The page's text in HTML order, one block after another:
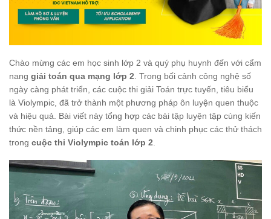
Chào mừng các em học sinh lớp 2 và quý phụ huynh đến với cẩm
nang giải toán qua mạng lớp 2 . Trong bối cảnh công nghệ số
ngày càng phát triển, các cuộc thi giải Toán trực tuyến, tiêu biểu
là Violympic, đã trở thành một phương pháp ôn luyện quen thuộc
và hiệu quả. Bài viết này tổng hợp các bài tập luyện tập cùng kiến
thức nền tảng, giúp các em làm quen và chinh phục các thử thách
trong cuộc thi Violympic toán lớp 2